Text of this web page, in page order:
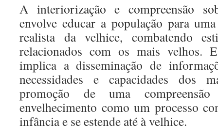
A interiorização e compreensão
envolve educar a população para
realista da velhice, combatendo
relacionados com os mais velhos.
implica a disseminação de
necessidades e capacidades dos
promoção de uma
envelhecimento como um processo
infância e se estende até à velhice.